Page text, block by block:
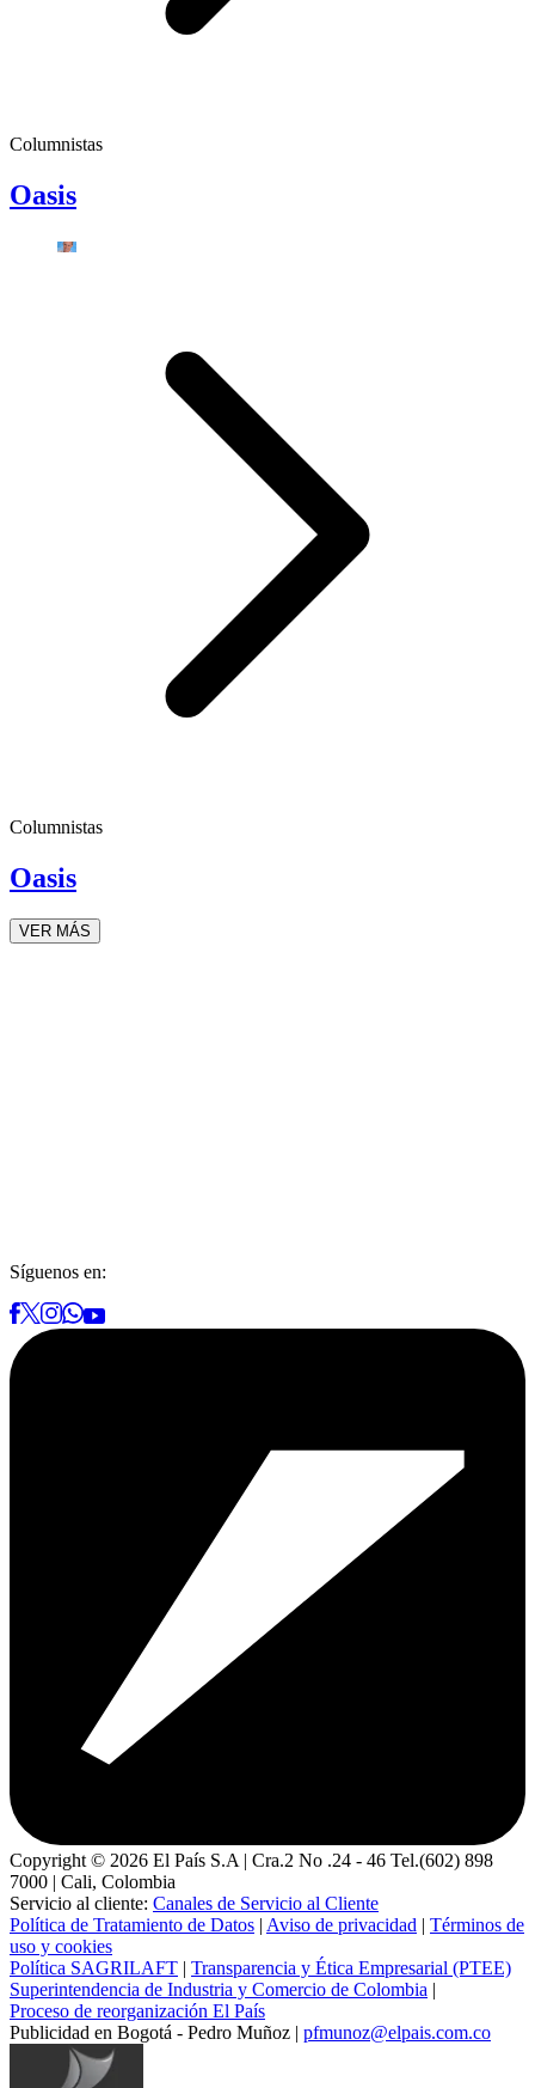
Columnistas
Oasis
Columnistas
Oasis
VER MÁS
Síguenos en:
Copyright © 2026 El País S.A | Cra.2 No .24 - 46 Tel.(602) 898
7000 | Cali, Colombia
Servicio al cliente: Canales de Servicio al Cliente
Política de Tratamiento de Datos | Aviso de privacidad | Términos de
uso y cookies
Política SAGRILAFT | Transparencia y Ética Empresarial (PTEE)
Superintendencia de Industria y Comercio de Colombia |
Proceso de reorganización El País
Publicidad en Bogotá - Pedro Muñoz | pfmunoz@elpais.com.co